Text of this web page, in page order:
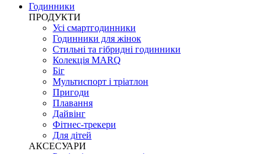
Годинники
ПРОДУКТИ
Усі смартгодинники
Годинники для жінок
Стильні та гібридні годинники
Колекція MARQ
Біг
Мультиспорт і тріатлон
Пригоди
Плавання
Дайвінг
Фітнес-трекери
Для дітей
АКСЕСУАРИ